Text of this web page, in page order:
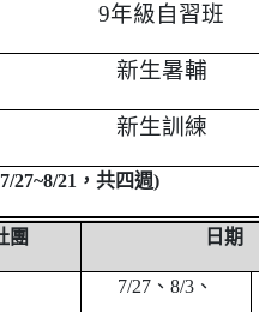
9年級自習班
新生暑輔
新生訓練
27~8/21，共四週)
團 日期
7/27 、8/3、